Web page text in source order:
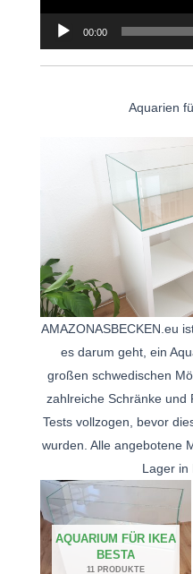
00:00
Aquarien
AMAZONASBECKEN.eu
es darum geht, ein
großen schwedischen
zahlreiche Schränke und
Tests vollzogen, bevor
wurden. Alle angebotene
Lager in
AQUARIUM FÜR IKEA
BESTA
11 PRODUKTE